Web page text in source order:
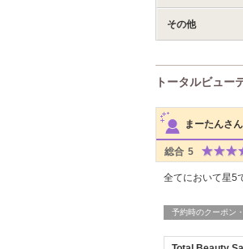
その他
トータルビュー
まーたんさん
総合 5
全てにおいて星5
予約時のクーポン